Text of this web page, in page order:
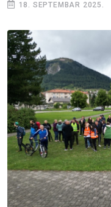
18. SEPTEMBAR 2025.